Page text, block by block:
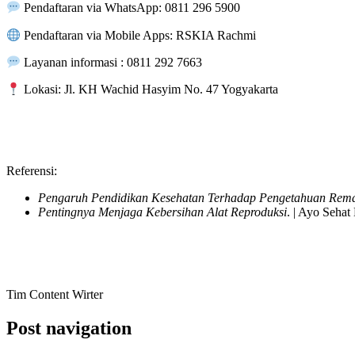
Pendaftaran via WhatsApp: 0811 296 5900
Pendaftaran via Mobile Apps: RSKIA Rachmi
Layanan informasi : 0811 292 7663
Lokasi: Jl. KH Wachid Hasyim No. 47 Yogyakarta
Referensi:
Pengaruh Pendidikan Kesehatan Terhadap Pengetahuan
Pentingnya Menjaga Kebersihan Alat Reproduksi. | Ayo
Tim Content Wirter
Post navigation